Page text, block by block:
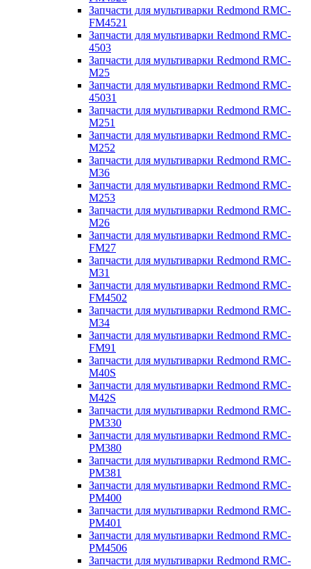
Запчасти для мультиварки Redmond RMC-
FM4521
Запчасти для мультиварки Redmond RMC-
4503
Запчасти для мультиварки Redmond RMC-
M25
Запчасти для мультиварки Redmond RMC-
45031
Запчасти для мультиварки Redmond RMC-
M251
Запчасти для мультиварки Redmond RMC-
M252
Запчасти для мультиварки Redmond RMC-
M36
Запчасти для мультиварки Redmond RMC-
M253
Запчасти для мультиварки Redmond RMC-
M26
Запчасти для мультиварки Redmond RMC-
FM27
Запчасти для мультиварки Redmond RMC-
M31
Запчасти для мультиварки Redmond RMC-
FM4502
Запчасти для мультиварки Redmond RMC-
M34
Запчасти для мультиварки Redmond RMC-
FM91
Запчасти для мультиварки Redmond RMC-
M40S
Запчасти для мультиварки Redmond RMC-
M42S
Запчасти для мультиварки Redmond RMC-
PM330
Запчасти для мультиварки Redmond RMC-
PM380
Запчасти для мультиварки Redmond RMC-
PM381
Запчасти для мультиварки Redmond RMC-
PM400
Запчасти для мультиварки Redmond RMC-
PM401
Запчасти для мультиварки Redmond RMC-
PM4506
Запчасти для мультиварки Redmond RMC-